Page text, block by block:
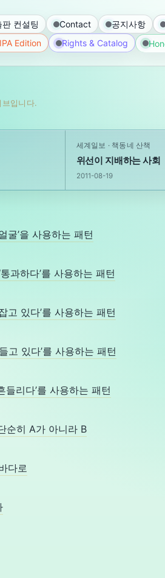
판 컨설팅 Contact 공지사항
Edition Rights & Catalog
입니다.
세계일보 · 책동네 산책
위선이 지배하는 사회
2011-08-19
굴’을 사용하는 패턴
과하다’를 사용하는 패턴
고 있다’를 사용하는 패턴
고 있다’를 사용하는 패턴
리다’를 사용하는 패턴
순히 A가 아니라 B
다로